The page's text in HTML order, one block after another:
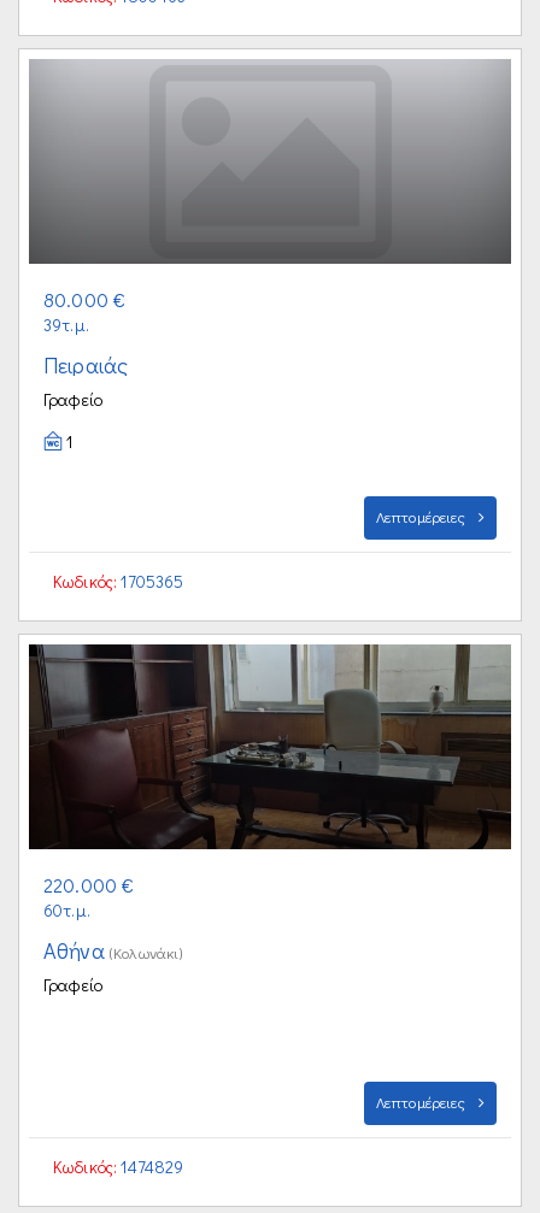
80.000 €
39τ.μ.
Πειραιάς
Γραφείο
1
Λεπτομέρειες
Κωδικός: 1705365
220.000 €
60τ.μ.
Αθήνα (Κολωνάκι)
Γραφείο
Λεπτομέρειες
Κωδικός: 1474829